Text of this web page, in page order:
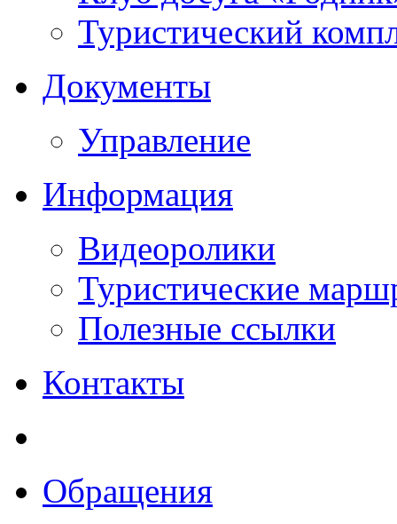
Туристический
Документы
Управление
Информация
Видеоролики
Туристические
Полезные ссылки
Контакты
Обращения